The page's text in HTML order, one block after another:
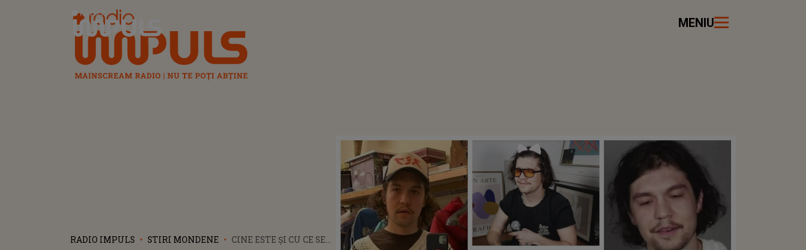
Radio Impuls MENIU
RADIO IMPULS STIRI MONDENE
CINE ESTE ȘI CU CE SE